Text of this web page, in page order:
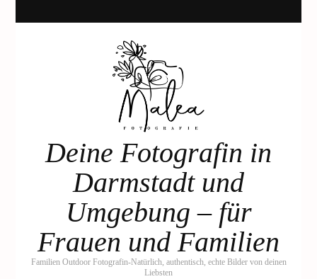
Deine Fotografin in
Darmstadt und
Umgebung – für
Frauen und Familien
Familien Outdoor Fotografin-Natürlich, authentisch, echte Bilder von deinen
Liebsten